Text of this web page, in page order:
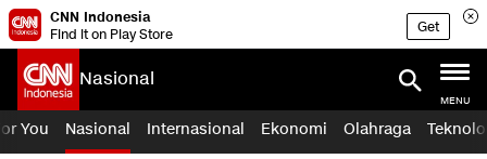
CNN Indonesia
Find it on Play Store
Get
Nasional
MENU
You Nasional Internasional Ekonomi Olahraga